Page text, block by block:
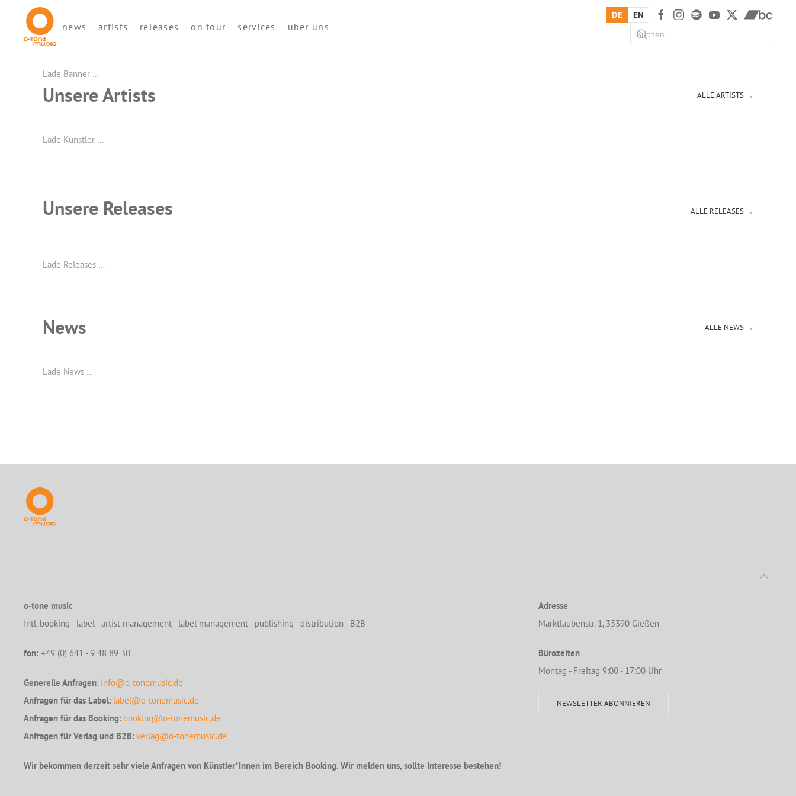
news artists releases on tour services über uns
DE EN
Lade Banner …
Unsere Artists ALLE ARTISTS →
Lade Künstler …
Unsere Releases ALLE RELEASES →
Lade Releases …
News ALLE NEWS →
Lade News …
o-tone music
Intl. booking - label - artist management - label management - publishing - distribution - B2B
fon: +49 (0) 641 - 9 48 89 30
Generelle Anfragen: info@o-tonemusic.de
Anfragen für das Label: label@o-tonemusic.de
Anfragen für das Booking: booking@o-tonemusic.de
Anfragen für Verlag und B2B: verlag@o-tonemusic.de
Wir bekommen derzeit sehr viele Anfragen von Künstler*Innen im Bereich Booking. Wir melden uns, sollte Interesse bestehen!
Adresse
Marktlaubenstr. 1, 35390 Gießen
Bürozeiten
Montag - Freitag 9:00 - 17:00 Uhr
NEWSLETTER ABONNIEREN